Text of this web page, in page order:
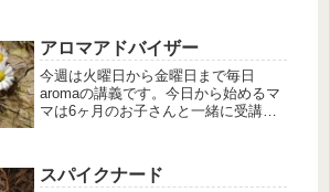
アロマアドバイザー
今週は火曜日から金曜日まで毎日
aromaの講義です。今日から始めるマ
マは6ヶ月のお子さんと一緒に受講デ
ィカルaromaですよ。マンツーマン、
講義のドタキャン🙆デスよ😊神経系...
スパイクナード